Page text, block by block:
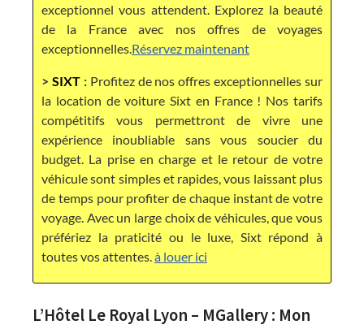
exceptionnel vous attendent. Explorez la beauté
de la France avec nos offres de voyages
exceptionnelles.Réservez maintenant
> SIXT:Profitez de nos offres exceptionnelles sur
la location de voiture Sixt en France ! Nos tarifs
compétitifs vous permettront de vivre une
expérience inoubliable sans vous soucier du
budget. La prise en charge et le retour de votre
véhicule sont simples et rapides, vous laissant plus
de temps pour profiter de chaque instant de votre
voyage. Avec un large choix de véhicules, que vous
préfériez la praticité ou le luxe, Sixt répond à
toutes vos attentes.à louer ici
L’Hôtel Le Royal Lyon – MGallery : Mon